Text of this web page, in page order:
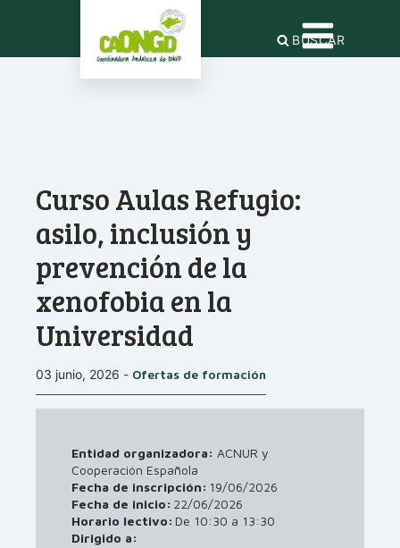
BUSCAR
Curso Aulas Refugio:
asilo, inclusión y
prevención de la
xenofobia en la
Universidad
03 junio, 2026 - Ofertas de formación
Entidad organizadora: ACNUR y
Cooperación Española
Fecha de inscripción: 19/06/2026
Fecha de inicio: 22/06/2026
Horario lectivo: De 10:30 a 13:30
Dirigido a: